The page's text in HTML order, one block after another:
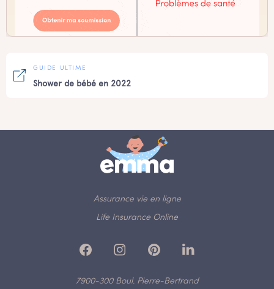
GUIDE ULTIME
Shower de bébé en 2022
Assurance vie en ligne
Life Insurance Online
7900-300 Boul. Pierre-Bertrand